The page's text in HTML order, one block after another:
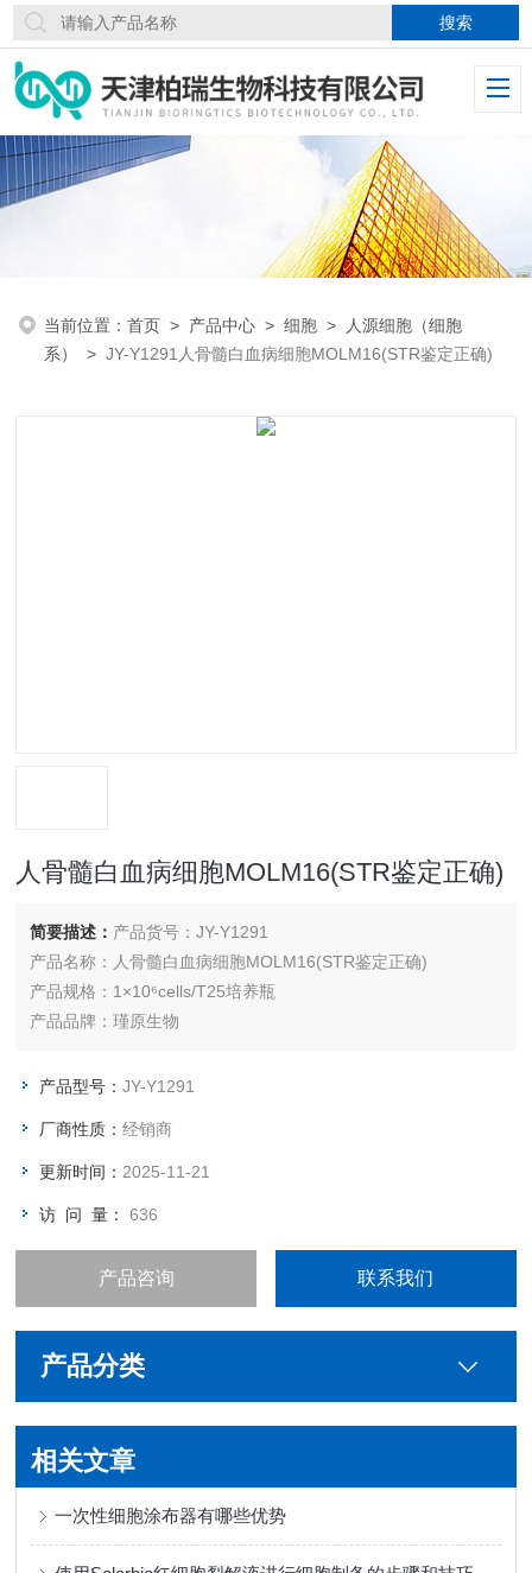
当前位置：首页 > 产品中心 >细胞 >
人源细胞（细胞
系）
>JY-Y1291人骨髓白血病细胞MOLM16(STR鉴定正确)
人骨髓白血病细胞MOLM16(STR鉴定正确)
简要描述： 产品货号：JY-Y1291
产品名称：人骨髓白血病细胞MOLM16(STR鉴定正确)
产品规格：1×10⁶cells/T25培养瓶
产品品牌：瑾原生物
产品型号：JY-Y1291
厂商性质：经销商
更新时间： 2025-11-21
访 问 量：636
产品咨询 联系我们
产品分类
相关文章
一次性细胞涂布器有哪些优势